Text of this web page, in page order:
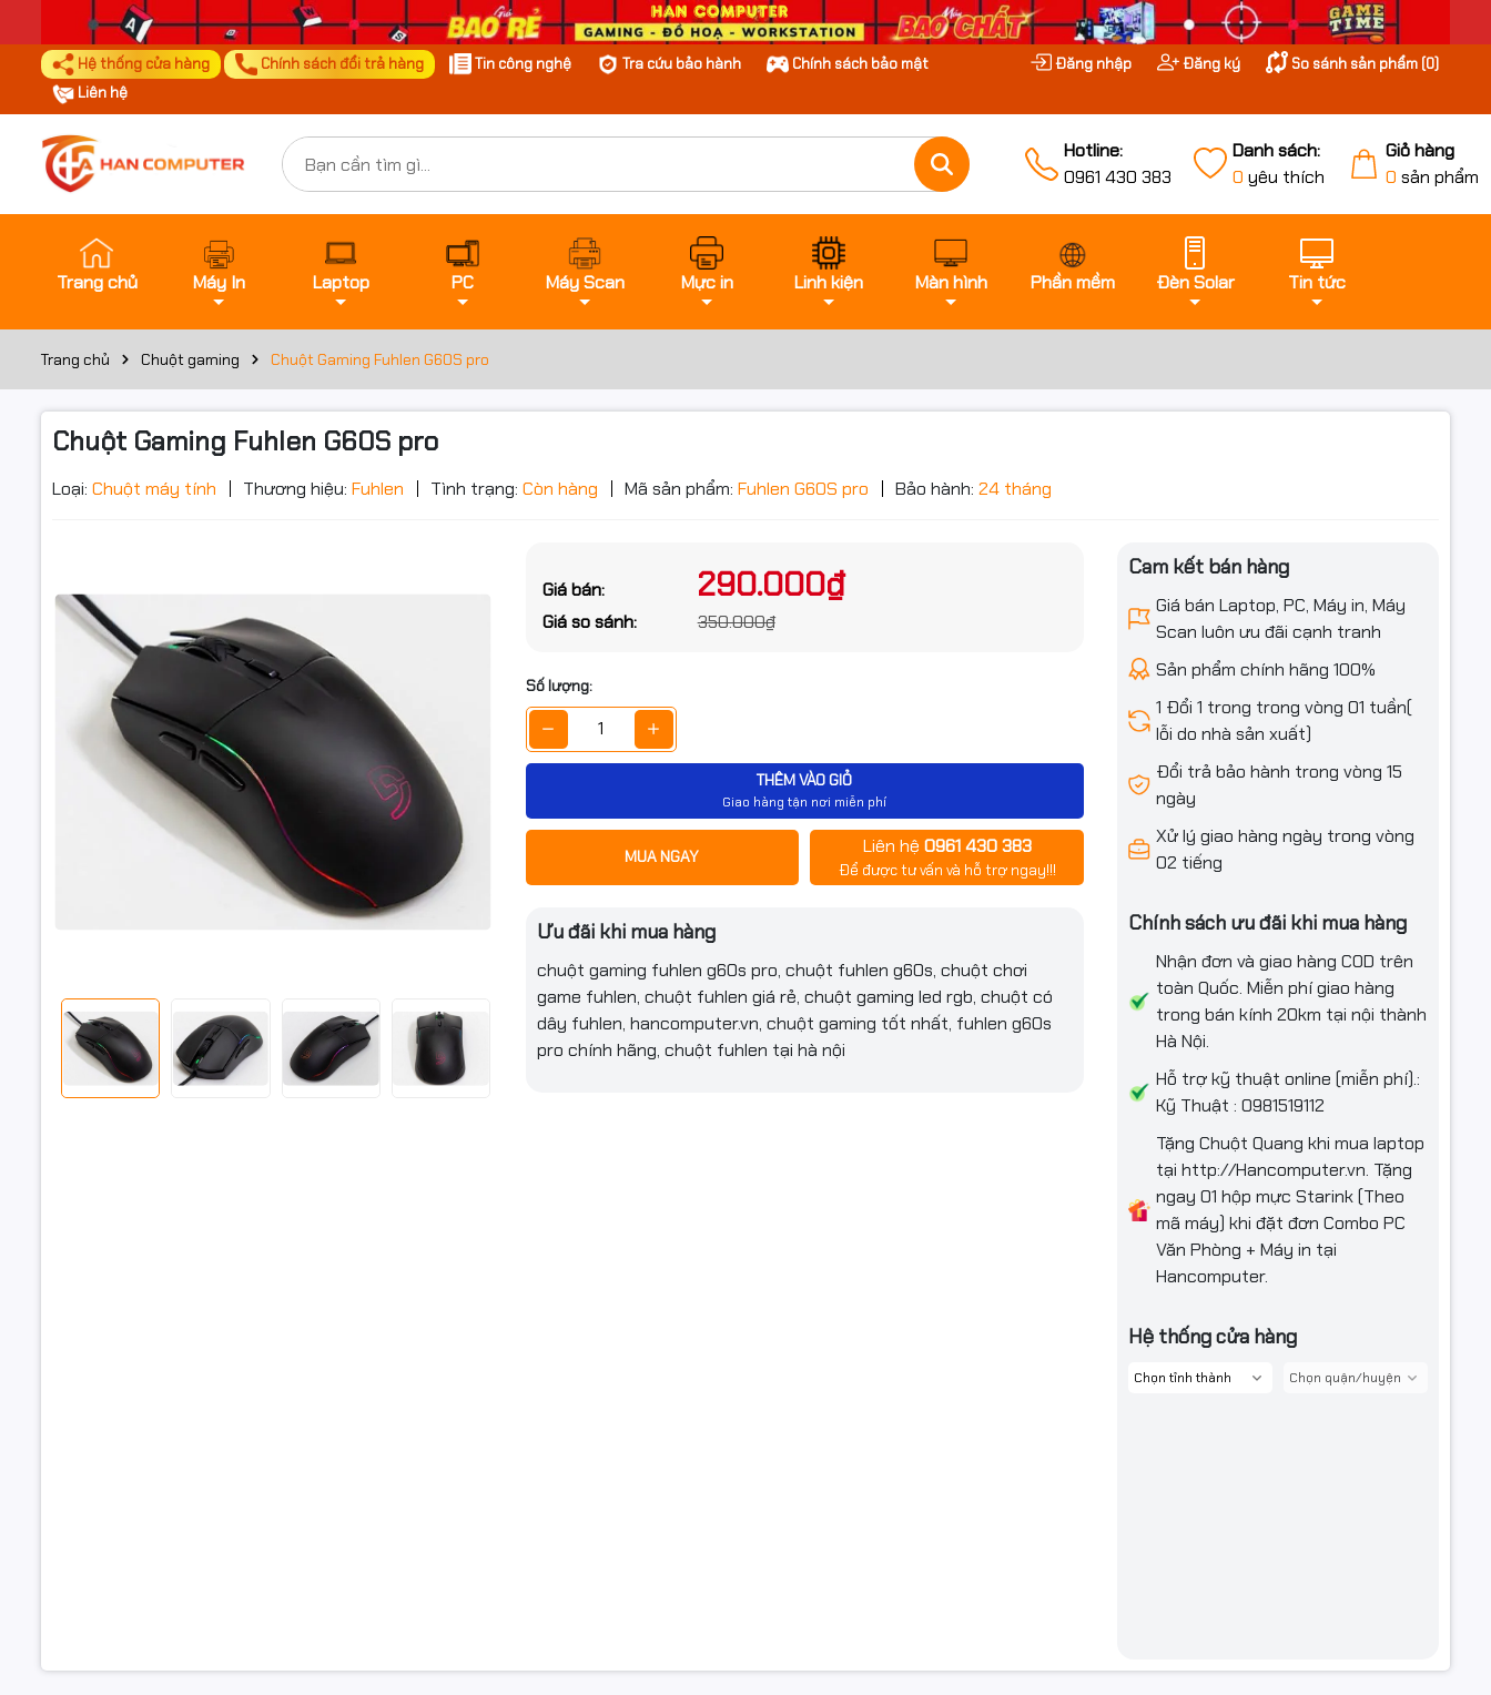
Hệ thống cửa hàng Chính sách đổi trả hàng Tin công nghệ Tra cứu bảo hành
Chính sách bảo mật
Liên hệ
Đăng nhập Đăng ký So sánh sản phẩm (0)
Hotline:
0961 430 383
Danh sách:
0 yêu thích
Giỏ hàng
0 sản phẩm
Trang chủ Máy In Laptop PC Máy Scan Mực in Linh kiện Màn hình Phần mềm Đèn Solar Tin tức
Trang chủ Chuột gaming Chuột Gaming Fuhlen G60S pro
Chuột Gaming Fuhlen G60S pro
Loại: Chuột máy tính Thương hiệu: Fuhlen Tình trạng: Còn hàng Mã sản phẩm: Fuhlen G60S pro Bảo hành: 24 tháng
Giá bán: 290.000₫
Giá so sánh: 350.000₫
Số lượng:
THÊM VÀO GIỎ
Giao hàng tận nơi miễn phí
MUA NGAY Liên hệ 0961 430 383
Để được tư vấn và hỗ trợ ngay!!!
Ưu đãi khi mua hàng
chuột gaming fuhlen g60s pro, chuột fuhlen g60s, chuột chơi
game fuhlen, chuột fuhlen giá rẻ, chuột gaming led rgb, chuột có
dây fuhlen, hancomputer.vn, chuột gaming tốt nhất, fuhlen g60s
pro chính hãng, chuột fuhlen tại hà nội
Cam kết bán hàng
Giá bán Laptop, PC, Máy in, Máy
Scan luôn ưu đãi cạnh tranh
Sản phẩm chính hãng 100%
1 Đổi 1 trong trong vòng 01 tuần(
lỗi do nhà sản xuất)
Đổi trả bảo hành trong vòng 15
ngày
Xử lý giao hàng ngày trong vòng
02 tiếng
Chính sách ưu đãi khi mua hàng
Nhận đơn và giao hàng COD trên
toàn Quốc. Miễn phí giao hàng
trong bán kính 20km tại nội thành
Hà Nội.
Hỗ trợ kỹ thuật online (miễn phí).:
Kỹ Thuật : 0981519112
Tặng Chuột Quang khi mua laptop
tại http://Hancomputer.vn. Tặng
ngay 01 hộp mực Starink (Theo
mã máy) khi đặt đơn Combo PC
Văn Phòng + Máy in tại
Hancomputer.
Hệ thống cửa hàng
Có dây
Chuẩn kết nối Dây cắm USB
Đèn Led
Màu sắc
Mô tả khác
Chuột Gaming Fuhlen G60S pro
398.000₫
Đặt trước sản phẩm để nhận thêm nhiều ưu đãi
bạn nhé
GỬI THÔNG TIN